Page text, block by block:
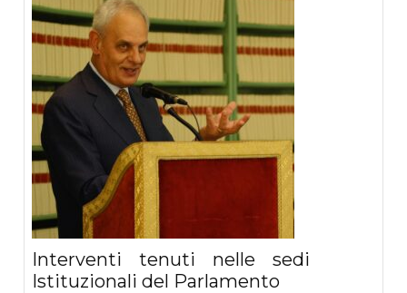
Interventi tenuti nelle sedi
Istituzionali del Parlamento